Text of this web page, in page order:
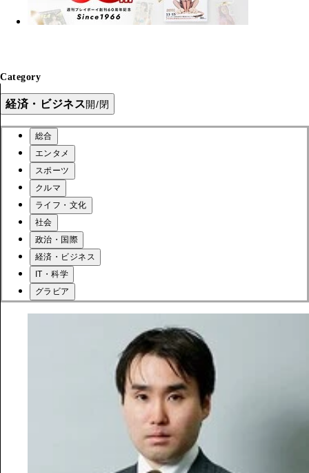
Category
経済・ビジネス開/閉
総合
エンタメ
スポーツ
クルマ
ライフ・文化
社会
政治・国際
経済・ビジネス
IT・科学
グラビア